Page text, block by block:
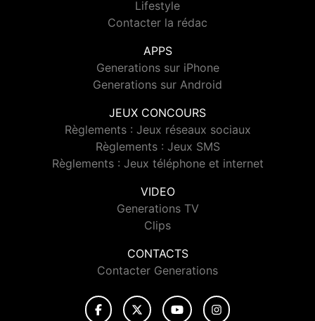
Lifestyle
Contacter la rédac
APPS
Generations sur iPhone
Generations sur Android
JEUX CONCOURS
Règlements : Jeux réseaux sociaux
Règlements : Jeux SMS
Règlements : Jeux téléphone et internet
VIDEO
Generations TV
Clips
CONTACTS
Contacter Generations